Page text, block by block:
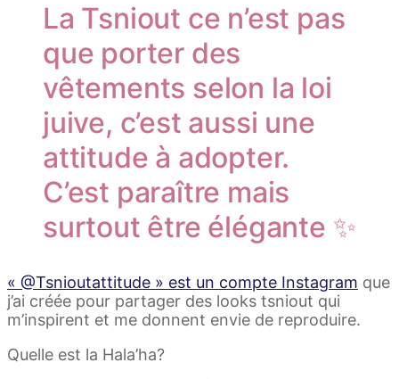
La Tsniout ce n’est pas
que porter des
vêtements selon la loi
juive, c’est aussi une
attitude à adopter.
C’est paraître mais
surtout être élégante ✨
« @Tsnioutattitude » est un compte Instagram que
j’ai créée pour partager des looks tsniout qui
m’inspirent et me donnent envie de reproduire.
Quelle est la Hala’ha?